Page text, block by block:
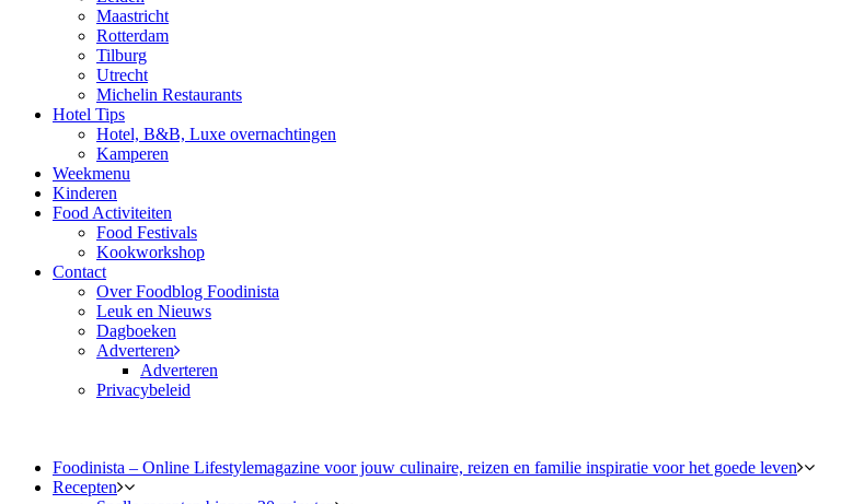
Maastricht
Rotterdam
Tilburg
Utrecht
Michelin Restaurants
Hotel Tips
Hotel, B&B, Luxe overnachtingen
Kamperen
Weekmenu
Kinderen
Food Activiteiten
Food Festivals
Kookworkshop
Contact
Over Foodblog Foodinista
Leuk en Nieuws
Dagboeken
Adverteren
Adverteren
Privacybeleid
Foodinista – Online Lifestylemagazine voor jouw culinaire, reizen en familie inspiratie voor het goede leven
Recepten